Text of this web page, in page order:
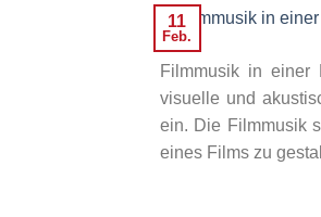
11
Feb.
Filmmusik in
visuelle und
ein. Die Filmmusik
eines Films zu